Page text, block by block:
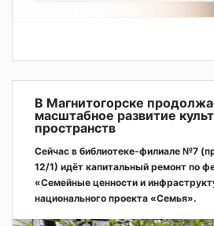
В Магнитогорске
масштабное развитие
пространств
Сейчас в библиотеке-филиале №7
12/1) идёт капитальный ремонт по
«Семейные ценности и
национального проекта «Семья».